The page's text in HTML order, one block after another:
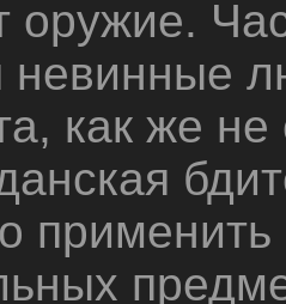
оружие.
невинные
как же не